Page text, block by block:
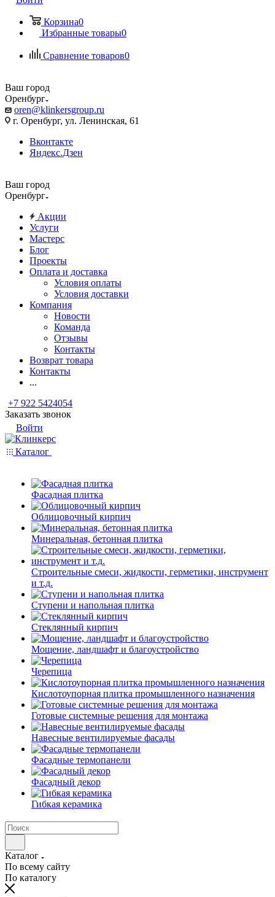
Корзина0
Избранные товары0
Сравнение товаров0
Ваш город
Оренбург
oren@klinkersgroup.ru
г. Оренбург, ул. Ленинская, 61
Вконтакте
Яндекс.Дзен
Ваш город
Оренбург
Акции
Услуги
Мастерс
Блог
Проекты
Оплата и доставка
Условия оплаты
Условия доставки
Компания
Новости
Команда
Отзывы
Контакты
Возврат товара
Контакты
...
+7 922 5424054
Заказать звонок
Войти
Каталог
Фасадная плитка
Облицовочный кирпич
Минеральная, бетонная плитка
Строительные смеси, жидкости, герметики, инструмент
и т.д.
Ступени и напольная плитка
Cтеклянный кирпич
Мощение, ландшафт и благоустройство
Черепица
Кислотоупорная плитка промышленного назначения
Готовые системные решения для монтажа
Навесные вентилируемые фасады
Фасадные термопанели
Фасадный декор
Гибкая керамика
Каталог
По всему сайту
По каталогу